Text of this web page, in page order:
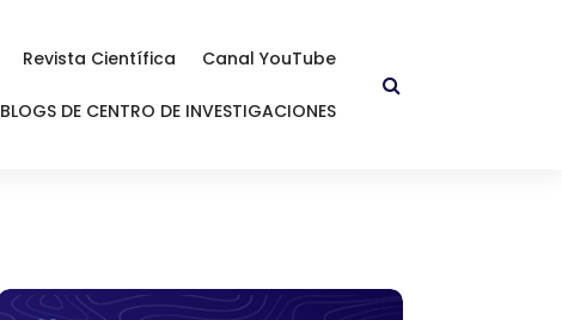
Revista Científica Canal YouTube
BLOGS DE CENTRO DE INVESTIGACIONES